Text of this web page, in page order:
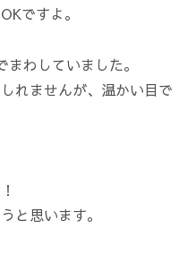
ですよ。
わしていました。
れませんが、温かい目で
と思います。